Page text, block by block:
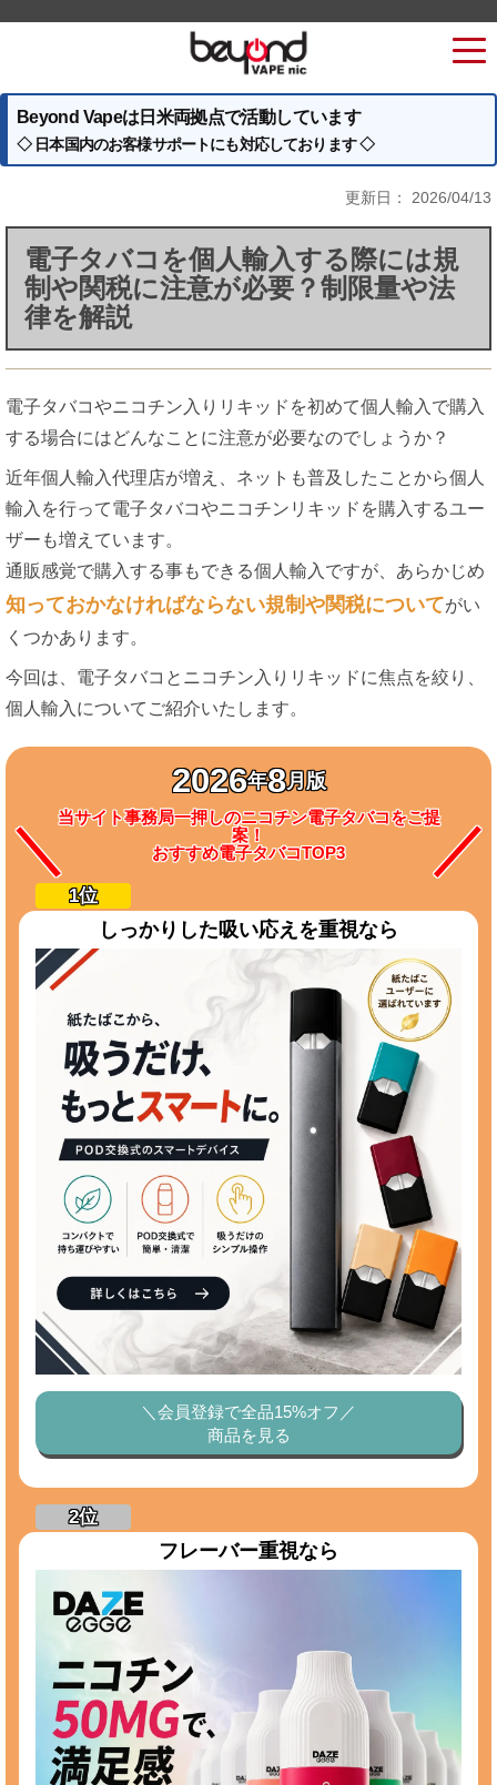
Beyond Vapeは日米両拠点で活動しています
◇ 日本国内のお客様サポートにも対応しております ◇
更新日： 2026/04/13
電子タバコを個人輸入する際には規
制や関税に注意が必要？制限量や法
律を解説
電子タバコやニコチン入りリキッドを初めて個人輸入で購入
する場合にはどんなことに注意が必要なのでしょうか？
近年個人輸入代理店が増え、ネットも普及したことから個人
輸入を行って電子タバコやニコチンリキッドを購入するユー
ザーも増えています。
通販感覚で購入する事もできる個人輸入ですが、あらかじめ
知っておかなければならない規制や関税についてがい
くつかあります。
今回は、電子タバコとニコチン入りリキッドに焦点を絞り、
個人輸入についてご紹介いたします。
2026年8月版
当サイト事務局一押しのニコチン電子タバコをご提
案！
おすすめ電子タバコTOP3
しっかりした吸い応えを重視なら
＼会員登録で全品15%オフ／
商品を見る
フレーバー重視なら